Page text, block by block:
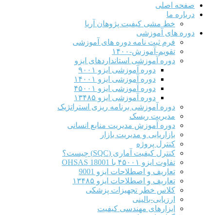
صفحه اصلی
درباره ما
خط مشی کیفیت پژوهان آریا
دوره های آموزشی
فرم ثبت نامه دوره های آموزشی
تقویم-آموزش-۱۴۰۰
دوره آموزشی استانداردهای ایزو
دوره آموزشی ایزو ۹۰۰۱
دوره آموزشی ایزو ۱۴۰۰۱
دوره آموزشی ایزو ۴۵۰۰۱
دوره آموزشی ایزو ۱۳۴۸۵
دوره آموزشی برنامه ریزی استراتژیک
مدیریت ریسک
دوره آموزش مدیریت منابع انسانی
بازاریابی و مدیریت بازار
کنترل پروژه
کنترل کیفیت آماری (SQC) چیست؟
تفاوت ایزو ۴۵۰۰۱ با OHSAS 18001
تعاریف و اصطلاحات ایزو 9001
تعاریف و اصطلاحات ایزو ۱۳۴۸۵
کلاس خطر تجهیزات پزشکی
ارزیابی-بالینی
ابزارهای مهندسی کیفیت